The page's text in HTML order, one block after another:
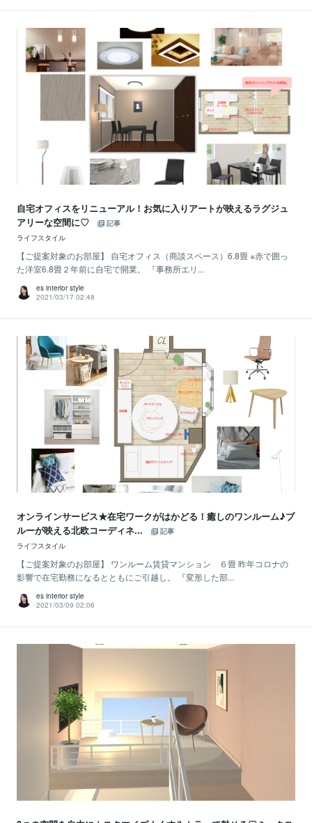
自宅オフィスをリニューアル！お気に入りアートが映えるラグジュ
アリーな空間に♡
記事
ライフスタイル
【ご提案対象のお部屋】 自宅オフィス（商談スペース）6.8畳 ※赤で囲っ
た洋室6.8畳２年前に自宅で開業。 『事務所エリ...
es interior style
2021/03/17 02:48
オンラインサービス★在宅ワークがはかどる！癒しのワンルーム♪ブ
ルーが映える北欧コーディネ...
記事
ライフスタイル
【ご提案対象のお部屋】 ワンルーム賃貸マンション ６畳 昨年コロナの
影響で在宅勤務になるとともにご引越し。 『変形した部...
es interior style
2021/03/09 02:06